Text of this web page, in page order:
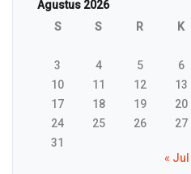
Agustus 2026
S
S R K
3
4 5 6
10
11 12 13
17
18 19 20
24
25 26 27
31
« Jul